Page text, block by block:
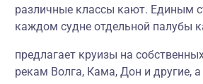
различные классы кают. Единым
каждом судне отдельной палубы
предлагает круизы на
рекам Волга, Кама, Дон и другие,